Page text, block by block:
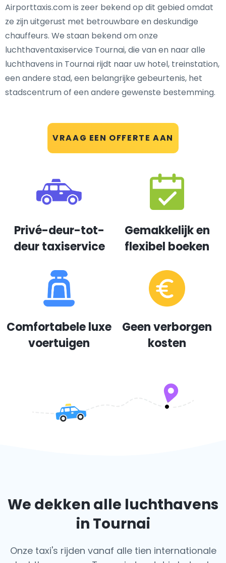
VRAAG EEN OFFERTE AAN
Airporttaxis.com is zeer bekend op dit gebied omdat
ze zijn uitgerust met betrouwbare en deskundige
chauffeurs. We staan bekend om onze
luchthaventaxiservice Tournai, die van en naar alle
luchthavens in Tournai rijdt naar uw hotel, treinstation,
een andere stad, een belangrijke gebeurtenis, het
stadscentrum of een andere gewenste bestemming.
Privé-deur-tot-
deur taxiservice
Gemakkelijk en
flexibel boeken
Comfortabele luxe
voertuigen
Geen verborgen
kosten
We dekken alle luchthavens
in Tournai
Onze taxi's rijden vanaf alle tien internationale